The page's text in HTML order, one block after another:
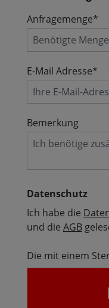
Anfragemenge*
E-Mail Adresse*
Bemerkung
Datenschutz
Ich habe die
und die AGB
Die mit einem